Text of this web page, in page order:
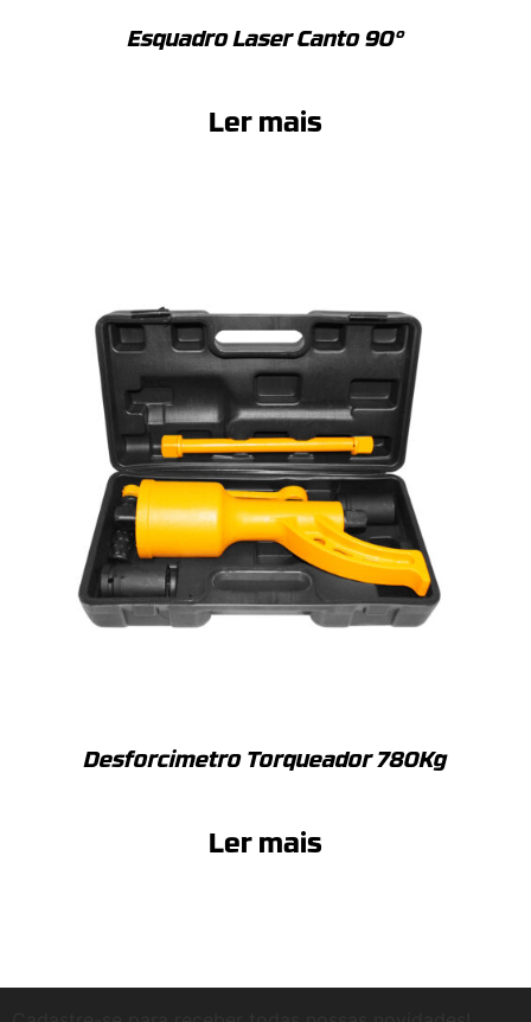
Esquadro Laser Canto 90°
Ler mais
Desforcimetro Torqueador 780Kg
Ler mais